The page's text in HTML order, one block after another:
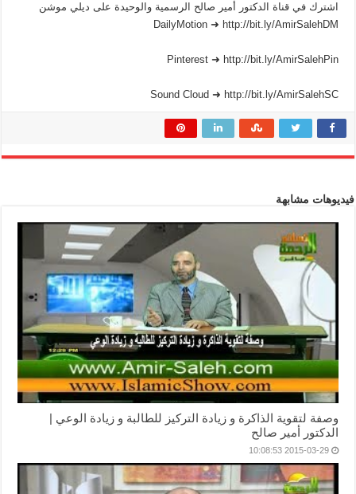
اشترك في قناة الدكتور أمير صالح الرسمية والوحيدة على ديلي موشن
DailyMotion ➜ http://bit.ly/AmirSalehDM
Pinterest ➜ http://bit.ly/AmirSalehPin
Sound Cloud ➜ http://bit.ly/AmirSalehSC
فيديوهات مشابهة
وصفة لتقوية الذاكرة و زيادة التركيز للطالبة و زيادة الوعي |
الدكتور أمير صالح
2015-03-29 10:08:53